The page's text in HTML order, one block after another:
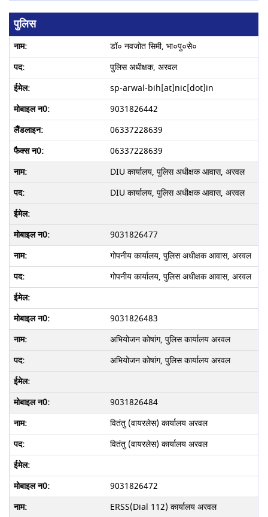
पुलिस
डॉ० नवजोत सिमी, भा०पु०से०
पुलिस अधीक्षक, अरवल
sp-arwal-bih[at]nic[dot]in
9031826442
06337228639
06337228639
DIU कार्यालय, पुलिस अधीक्षक आवास, अरवल
DIU कार्यालय, पुलिस अधीक्षक आवास, अरवल
9031826477
गोपनीय कार्यालय, पुलिस अधीक्षक आवास, अरवल
गोपनीय कार्यालय, पुलिस अधीक्षक आवास, अरवल
9031826483
अभियोजन कोषांग, पुलिस कार्यालय अरवल
अभियोजन कोषांग, पुलिस कार्यालय अरवल
9031826484
वितंतु (वायरलेस) कार्यालय अरवल
वितंतु (वायरलेस) कार्यालय अरवल
9031826472
ERSS(Dial 112) कार्यालय अरवल